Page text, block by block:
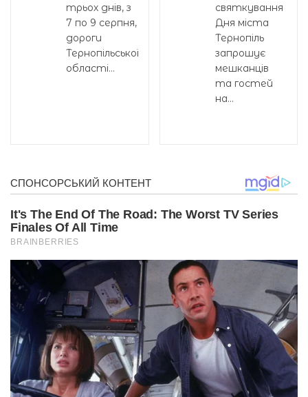
трьох днів, з
7 по 9 серпня,
дороги
Тернопільської
області...
святкування
Дня міста
Тернопіль
запрошує
мешканців
та гостей
на...